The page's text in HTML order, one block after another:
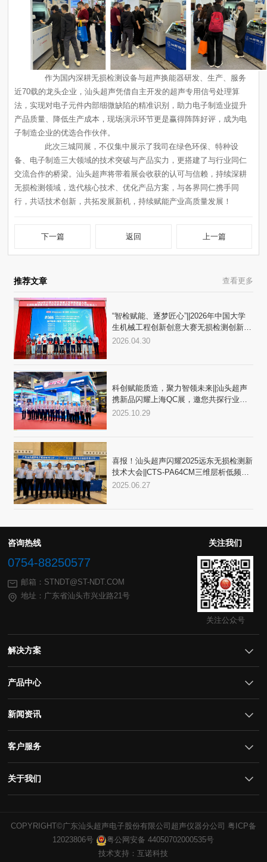
子制造企业的优选合作伙伴。
行，共话技术创新，共拓发展新机，持续赋能产业高质量发展！
下一篇 返回 上一篇
推荐文章 查看更多
践与应用赛三大赛区顺利收官
2026.04.30
局
2025.10.29
2025.06.27
咨询热线
0754-88250577
邮箱：STNDT@ST-NDT.COM
地址：广东省汕头市兴业路21号
解决方案
产品中心
新闻资讯
客户服务
关于我们
关注我们
关注公众号
COPYRIGHT©广东汕头超声电子股份有限公司超声仪器分公司
12023806号
粤公网安备 44050702000535号
技术支持：互诺科技